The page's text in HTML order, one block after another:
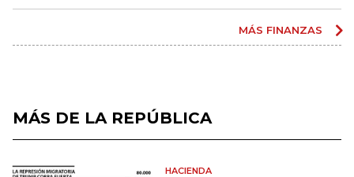
MÁS FINANZAS
MÁS DE LA REPÚBLICA
HACIENDA